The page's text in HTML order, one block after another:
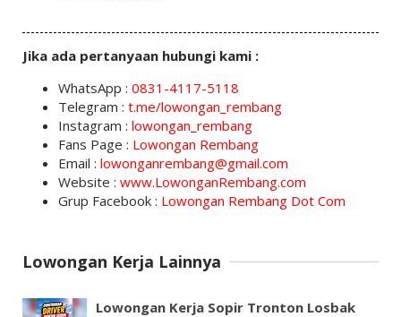
Jika ada pertanyaan hubungi kami :
WhatsApp : 0831-4117-5118
Telegram : t.me/lowongan_rembang
Instagram : lowongan_rembang
Fans Page : Lowongan Rembang
Email : lowonganrembang@gmail.com
Website : www.LowonganRembang.com
Grup Facebook : Lowongan Rembang Dot Com
Lowongan Kerja Lainnya
Lowongan Kerja Sopir Tronton Losbak